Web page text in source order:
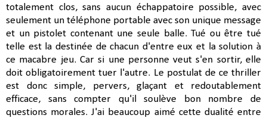
totalement clos, sans aucun échappatoire possible, avec
seulement un téléphone portable avec son unique message
et un pistolet contenant une seule balle. Tué ou être tué
telle est la destinée de chacun d'entre eux et la solution à
ce macabre jeu. Car si une personne veut s'en sortir, elle
doit obligatoirement tuer l'autre. Le postulat de ce thriller
est donc simple, pervers, glaçant et redoutablement
efficace, sans compter qu'il soulève bon nombre de
questions morales. J'ai beaucoup aimé cette dualité entre